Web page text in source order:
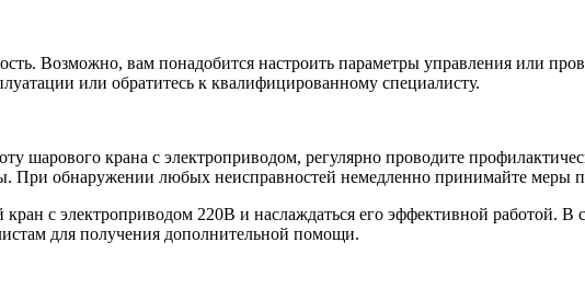
Возможно, вам понадобится настроить параметры управления или
или обратитесь к квалифицированному специалисту.
шарового крана с электроприводом, регулярно проводите
При обнаружении любых неисправностей немедленно принимайте меры
с электроприводом 220В и наслаждаться его эффективной работой. В
для получения дополнительной помощи.